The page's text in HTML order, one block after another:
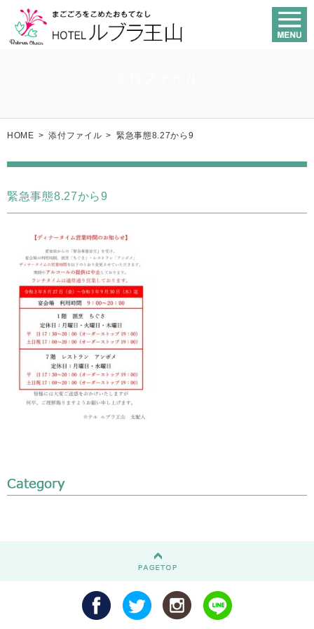
HOME > 添付ファイル > 緊急事態8.27から9
緊急事態8.27から9